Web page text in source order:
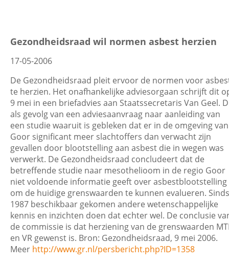
Gezondheidsraad wil normen asbest herzien
17-05-2006
De Gezondheidsraad pleit ervoor de normen voor
te herzien. Het onafhankelijke adviesorgaan schrijft dit
9 mei in een briefadvies aan Staatssecretaris Van Geel.
als gevolg van een adviesaanvraag naar aanleiding van
een studie waaruit is gebleken dat er in de omgeving van
Goor significant meer slachtoffers dan verwacht zijn
gevallen door blootstelling aan asbest die in wegen was
verwerkt. De Gezondheidsraad concludeert dat de
betreffende studie naar mesothelioom in de regio Goor
niet voldoende informatie geeft over asbestblootstelling
om de huidige grenswaarden te kunnen evalueren. Sinds
1987 beschikbaar gekomen andere wetenschappelijke
kennis en inzichten doen dat echter wel. De conclusie
de commissie is dat herziening van de grenswaarden
en VR gewenst is. Bron: Gezondheidsraad, 9 mei 2006.
Meer http://www.gr.nl/persbericht.php?ID=1358